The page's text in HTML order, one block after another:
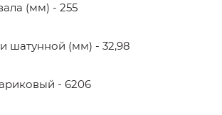
(мм) - 255
шатунной (мм) - 32,98
- 6206